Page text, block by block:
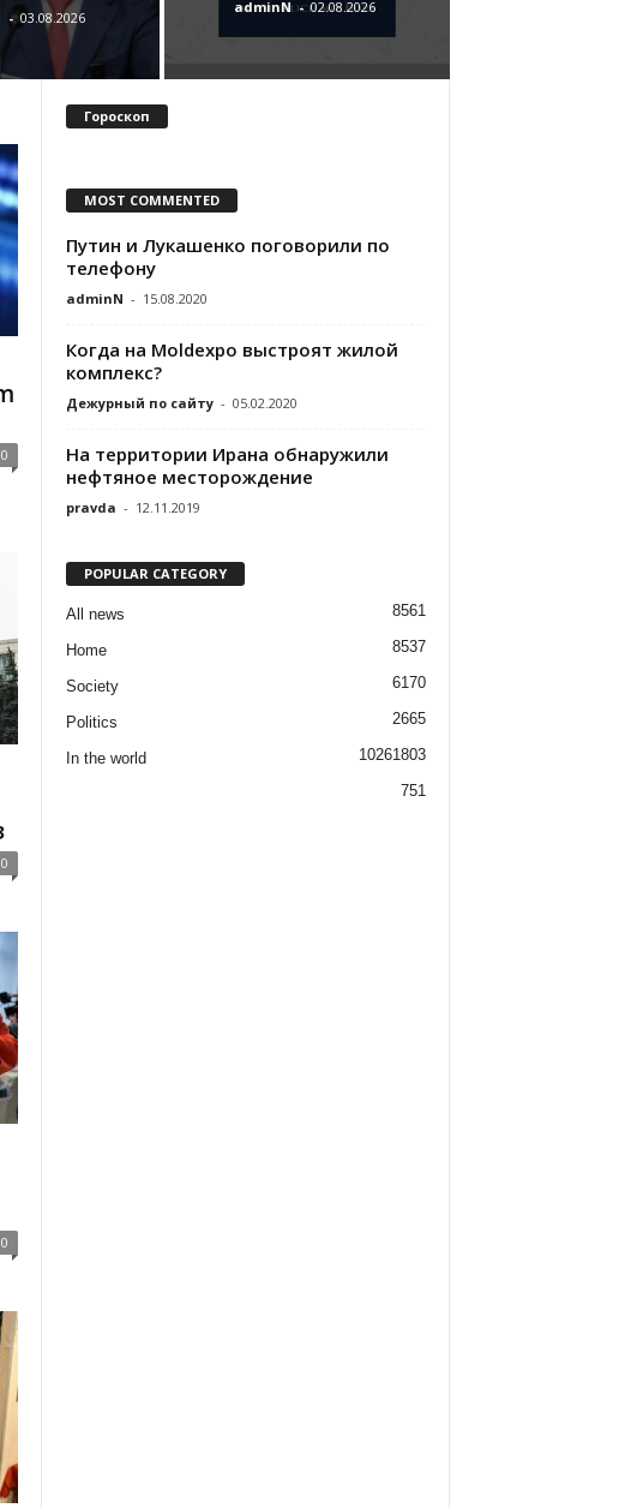
- 03.08.2026
adminN - 02.08.2026
0
0
0
Гороскоп
MOST COMMENTED
Путин и Лукашенко поговорили по
телефону
adminN - 15.08.2020
Когда на Moldexpo выстроят жилой
комплекс?
Дежурный по сайту - 05.02.2020
На территории Ирана обнаружили
нефтяное месторождение
pravda - 12.11.2019
POPULAR CATEGORY
All news 8561
Home 8537
Society 6170
Politics
2665
1803
In the world
1026
751